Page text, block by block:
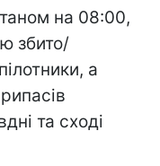
на 08:00,
збито/
а
та сході